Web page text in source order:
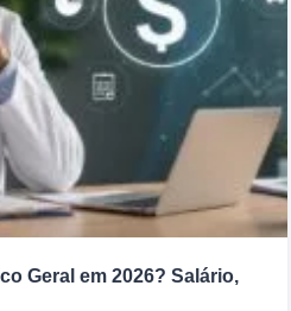
Geral em 2026? Salário,